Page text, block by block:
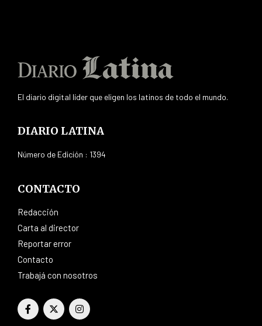
El diario digital líder que eligen los latinos de todo el mundo.
DIARIO LATINA
Número de Edición : 1394
CONTACTO
Redacción
Carta al director
Reportar error
Contacto
Trabajá con nosotros